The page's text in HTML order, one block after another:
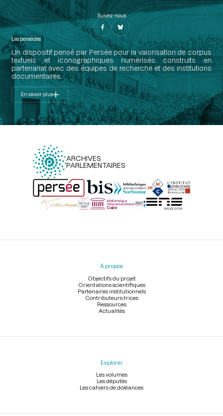
Suivez-nous
Les perséides
Un dispositif pensé par Persée pour la valorisation de corpus
textuels et iconographiques numérisés construits en
partenariat avec des équipes de recherche et des institutions
documentaires.
En savoir plus
ARCHIVES
PARLEMENTAIRES
Menu
À propos
Objectifs du projet
Orientations scientifiques
Partenaires institutionnels
Contributeurs-trices
Ressources
Actualités
Explorer
Les volumes
Les députés
Les cahiers de doléances